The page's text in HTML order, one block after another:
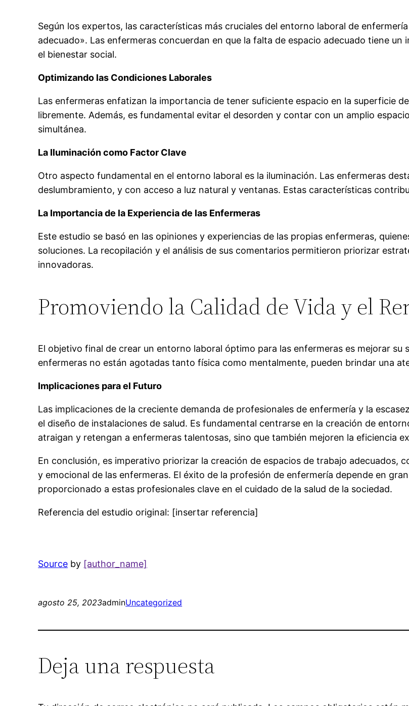
Según los expertos, las características más cruciales del entorno laboral de
adecuado». Las enfermeras concuerdan en que la falta de espacio adecuado tiene
el bienestar social.
Optimizando las Condiciones Laborales
Las enfermeras enfatizan la importancia de tener suficiente espacio en la superficie
libremente. Además, es fundamental evitar el desorden y contar con un amplio
simultánea.
La Iluminación como Factor Clave
Otro aspecto fundamental en el entorno laboral es la iluminación. Las enfermeras
deslumbramiento, y con acceso a luz natural y ventanas. Estas características
La Importancia de la Experiencia de las Enfermeras
Este estudio se basó en las opiniones y experiencias de las propias enfermeras,
soluciones. La recopilación y el análisis de sus comentarios permitieron priorizar
innovadoras.
Promoviendo la Calidad de Vida y el
El objetivo final de crear un entorno laboral óptimo para las enfermeras es mejorar
enfermeras no están agotadas tanto física como mentalmente, pueden brindar una
Implicaciones para el Futuro
Las implicaciones de la creciente demanda de profesionales de enfermería y la
el diseño de instalaciones de salud. Es fundamental centrarse en la creación de
atraigan y retengan a enfermeras talentosas, sino que también mejoren la eficiencia
En conclusión, es imperativo priorizar la creación de espacios de trabajo adecuados,
y emocional de las enfermeras. El éxito de la profesión de enfermería depende en
proporcionado a estas profesionales clave en el cuidado de la salud de la sociedad.
Referencia del estudio original: [insertar referencia]
Source by [author_name]
agosto 25, 2023adminUncategorized
Deja una respuesta